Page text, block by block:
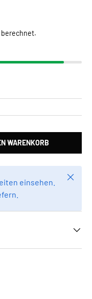
WARENKORB
einsehen.